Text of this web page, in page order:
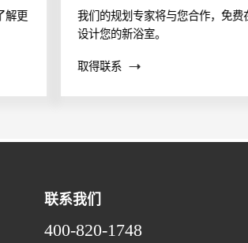
解更
我们的规划专家将与您合作，免费
设计您的新浴室。
取得联系
联系我们
400-820-1748